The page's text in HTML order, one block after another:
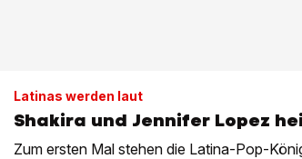
Latinas werden laut
Shakira und Jennifer Lopez
Zum ersten Mal stehen die Latina-Pop-